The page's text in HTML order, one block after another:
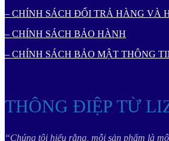
– CHÍNH SÁCH ĐỔI TRẢ HÀNG VÀ
– CHÍNH SÁCH BẢO HÀNH
– CHÍNH SÁCH BẢO MẬT THÔNG
THÔNG ĐIỆP TỪ
“Chúng tôi hiểu rằng, mỗi sản phẩm là